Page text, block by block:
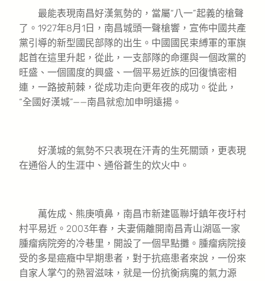
最能表現南昌好漢氣勢的，當屬“八一”起義的槍聲
了。1927年8月1日，南昌城頭一聲槍響，宣佈中國共產
黨引導的新型國民部隊的出生。中國國民束縛軍的軍旗
起首在這里升起，從此，一支部隊的命運與一個政黨的
旺盛、一個國度的興盛、一個平易近族的回復慎密相
連，一路披荊棘，從成功走向更年夜的成功。從此，
“全國好漢城”——南昌就愈加申明遠揚。
好漢城的氣勢不只表現在汗青的生死關頭，更表現
在通俗人的生涯中、通俗蒼生的炊火中。
萬佐成、熊庚噴鼻，南昌市新建區聯圩鎮年夜圩村
村平易近。2003年春，夫妻倆離開南昌青山湖區一家
腫瘤病院旁的冷巷里，開設了一個早點攤。腫瘤病院接
受的多是癌癥中早期患者，對于抗癌患者來說，一份來
自家人掌勺的熟習滋味，就是一份抗衡病魔的氣力源